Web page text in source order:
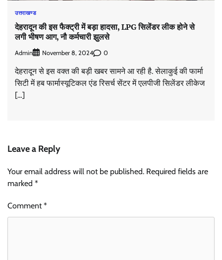
उत्तराखण्ड
देहरादून की इस फैक्ट्री में बड़ा हादसा, LPG सिलेंडर लीक होने से
लगी भीषण आग, नौ कर्मचारी झुलसे
Admin November 8, 2024 0
देहरादून से इस वक्त की बड़ी खबर सामने आ रही है. सेलाकुई की फार्मा
सिटी में हब फार्मास्यूटिकल एंड रिसर्च सेंटर में एलपीजी सिलेंडर लीकेज
[…]
Leave a Reply
Your email address will not be published. Required fields are
marked *
Comment*